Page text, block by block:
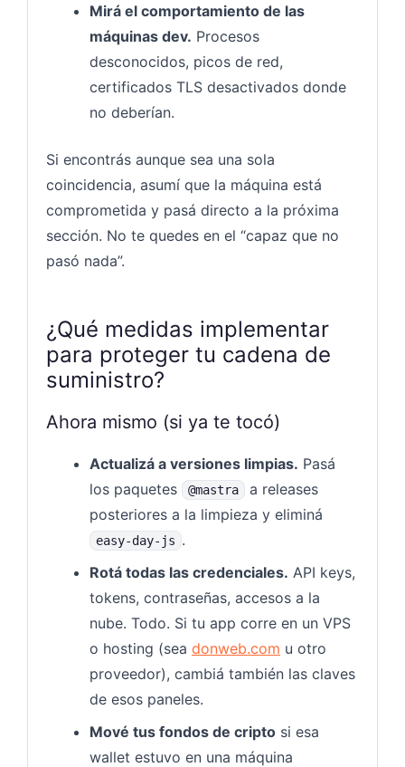
Mirá el comportamiento de las
máquinas dev. Procesos
desconocidos, picos de red,
certificados TLS desactivados donde
no deberían.
Si encontrás aunque sea una sola
coincidencia, asumí que la máquina está
comprometida y pasá directo a la próxima
sección. No te quedes en el “capaz que no
pasó nada”.
¿Qué medidas implementar
para proteger tu cadena de
suministro?
Ahora mismo (si ya te tocó)
Actualizá a versiones limpias. Pasá
los paquetes
@mastra
a releases
posteriores a la limpieza y eliminá
easy-day-js .
Rotá todas las credenciales. API keys,
tokens, contraseñas, accesos a la
nube. Todo. Si tu app corre en un VPS
o hosting (sea donweb.com u otro
proveedor), cambiá también las claves
de esos paneles.
Mové tus fondos de cripto si esa
wallet estuvo en una máquina